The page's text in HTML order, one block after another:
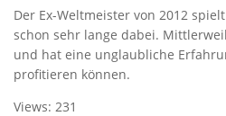
Der Ex-Weltmeister von 2012
schon sehr lange dabei.
und hat eine unglaubliche
profitieren können.
Views: 231